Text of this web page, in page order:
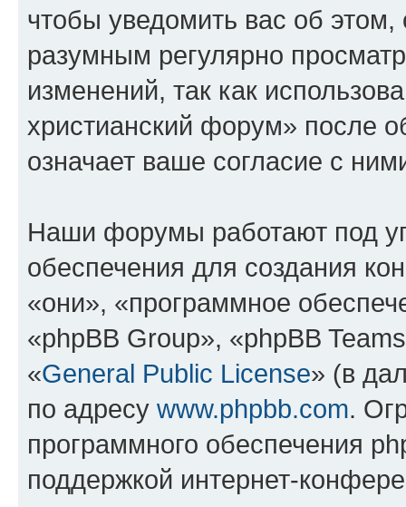
чтобы уведомить вас об
разумным регулярно
изменений, так как
христианский форум» после
означает ваше согласие с
Наши форумы работают под
обеспечения для создания
«они», «программное
«phpBB Group», «phpBB
«General Public License» (в
по адресу www.phpbb.com.
программного обеспечения
поддержкой интернет-